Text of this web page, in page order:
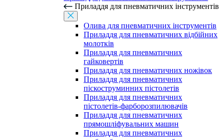
Приладдя для пневматичних інструментів
Олива для пневматичних інструментів
Приладдя для пневматичних відбійних
молотків
Приладдя для пневматичних
гайковертів
Приладдя для пневматичних ножівок
Приладдя для пневматичних
піскоструминних пістолетів
Приладдя для пневматичних
пістолетів-фарборозпилювачів
Приладдя для пневматичних
прямошліфувальних машин
Приладдя для пневматичних